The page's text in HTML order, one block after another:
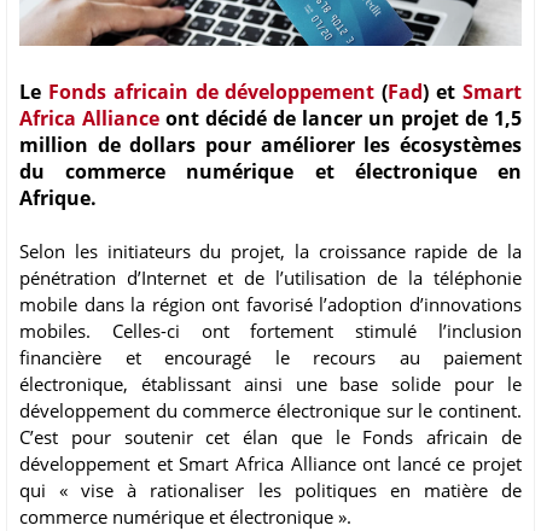
Le Fonds africain de développement (Fad) etSmart
Africa Alliance ont décidé de lancer un projet de 1,5
million de dollars pour améliorer les écosystèmes
du commerce numérique et électronique en
Afrique.
Selon les initiateurs du projet, la croissance rapide de la
pénétration d’Internet et de l’utilisation de la téléphonie
mobile dans la région ont favorisé l’adoption d’innovations
mobiles. Celles-ci ont fortement stimulé l’inclusion
financière et encouragé le recours au paiement
électronique, établissant ainsi une base solide pour le
développement du commerce électronique sur le continent.
C’est pour soutenir cet élan que le Fonds africain de
développement et Smart Africa Alliance ont lancé ce projet
qui « vise à rationaliser les politiques en matière de
commerce numérique et électronique ».